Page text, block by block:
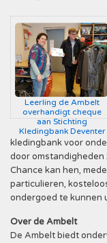
Leerling de Ambelt
overhandigt cheque
aan Stichting
Kledingbank Deventer
kledingbank voor
door omstandigheden
Chance kan hen,
particulieren,
ondergoed te kunnen
Over de Ambelt
De Ambelt biedt